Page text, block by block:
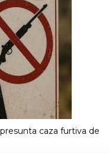
caza furtiva de